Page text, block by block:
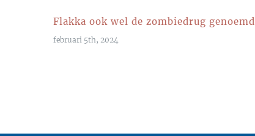
Flakka ook wel de zombiedrug genoemd
februari 5th, 2024